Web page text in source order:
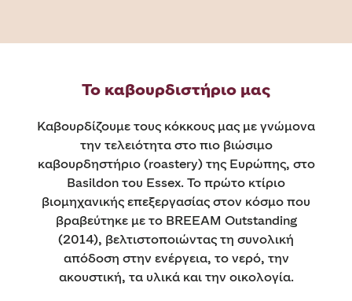
Το καβουρδιστήριο μας
Καβουρδίζουμε τους κόκκους μας με γνώμονα
την τελειότητα στο πιο βιώσιμο
καβουρδηστήριο (roastery) της Ευρώπης, στο
Basildon του Essex. Το πρώτο κτίριο
βιομηχανικής επεξεργασίας στον κόσμο που
βραβεύτηκε με το BREEAM Outstanding
(2014), βελτιστοποιώντας τη συνολική
απόδοση στην ενέργεια, το νερό, την
ακουστική, τα υλικά και την οικολογία.